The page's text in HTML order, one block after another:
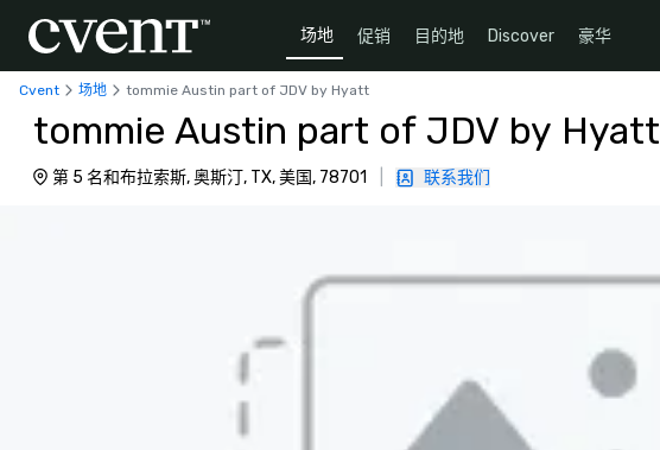
场地 促销 目的地 Discover 豪华
Cvent 场地 tommie Austin part of JDV by Hyatt
tommie Austin part of JDV by Hyatt
第 5 名和布拉索斯, 奥斯汀, TX, 美国, 78701 联系我们